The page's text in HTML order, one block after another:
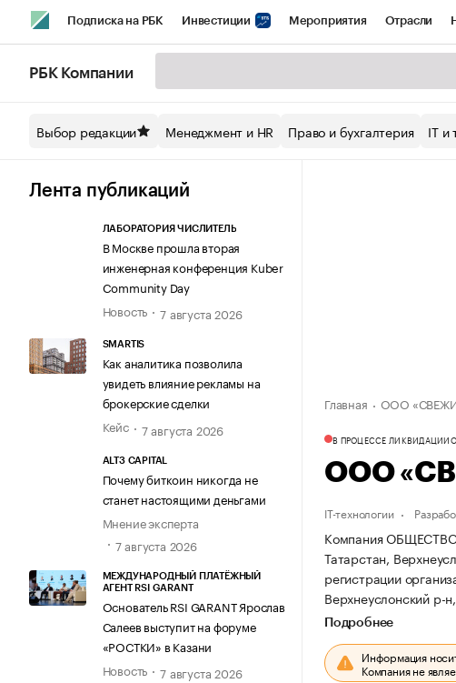
Подписка на РБК Инвестиции Мероприятия Отрасли
Спецпроекты СПб Конференции СПб Спецпроекты
Технологии и медиа
РБК Компании
Выбор редакции Менеджмент и HR Право и бухгалтерия IT и
Лента публикаций
ЛАБОРАТОРИЯ ЧИСЛИТЕЛЬ
В Москве прошла вторая
инженерная конференция Kuber
Community Day
Новость
7 августа 2026
SMARTIS
Как аналитика позволила
увидеть влияние рекламы на
брокерские сделки
Кейс
7 августа 2026
ALT3 CAPITAL
Почему биткоин никогда не
станет настоящими деньгами
Мнение эксперта
7 августа 2026
МЕЖДУНАРОДНЫЙ ПЛАТЁЖНЫЙ
АГЕНТ RSI GARANT
Основатель RSI GARANT Ярослав
Салеев выступит на форуме
«РОСТКИ» в Казани
Новость
7 августа 2026
Главная ООО
В ПРОЦЕССЕ ЛИКВИДАЦИИ
ООО
IT-технологии
Компания
Татарстан,
регистрации
Верхнеуслонский р-
Подробнее
Информация
Компания не